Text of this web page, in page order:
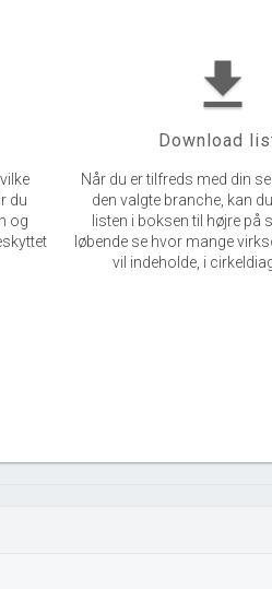
du
og
get_app
Download
Når du er tilfreds med din
den valgte branche, kan
listen i boksen til højre på
løbende se hvor mange
vil indeholde, i